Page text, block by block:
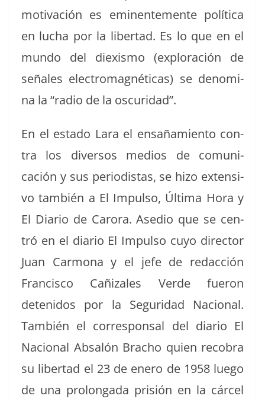
moti­vación es emi­nen­te­mente políti­ca
en lucha por la lib­er­tad. Es lo que en el
mun­do del diex­is­mo (explo­ración de
señales elec­tro­mag­néti­cas) se denom­i­
na la “radio de la oscuridad”.
En el esta­do Lara el ensañamien­to con­
tra los diver­sos medios de comu­ni­
cación y sus peri­odis­tas, se hizo exten­si­
vo tam­bién a El Impul­so, Últi­ma Hora y
El Diario de Caro­ra. Ase­dio que se cen­
tró en el diario El Impul­so cuyo direc­tor
Juan Car­mona y el jefe de redac­ción
Fran­cis­co Cañiza­les Verde fueron
detenidos por la Seguri­dad Nacional.
Tam­bién el cor­re­spon­sal del diario El
Nacional Absalón Bra­cho quien reco­bra
su lib­er­tad el 23 de enero de 1958 luego
de una pro­lon­ga­da prisión en la cár­cel